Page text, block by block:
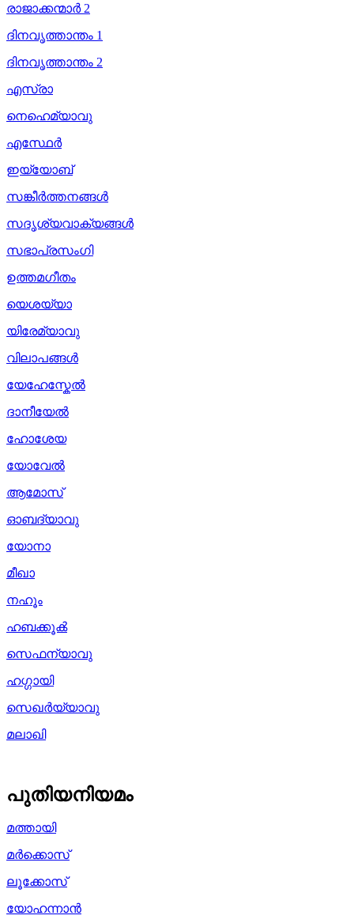
രാജാക്കന്മാർ 2
ദിനവൃത്താന്തം 1
ദിനവൃത്താന്തം 2
എസ്രാ
നെഹെമ്യാവു
എസ്ഥേർ
ഇയ്യോബ്
സങ്കീർത്തനങ്ങൾ
സദൃശ്യവാക്യങ്ങൾ
സഭാപ്രസംഗി
ഉത്തമഗീതം
യെശയ്യാ
യിരേമ്യാവു
വിലാപങ്ങൾ
യേഹേസ്കേൽ
ദാനീയേൽ
ഹോശേയ
യോവേൽ
ആമോസ്
ഓബദ്യാവു
യോനാ
മീഖാ
നഹൂം
ഹബക്കൂക്‍
സെഫന്യാവു
ഹഗ്ഗായി
സെഖർയ്യാവു
മലാഖി
പുതിയനിയമം
മത്തായി
മർക്കൊസ്
ലൂക്കോസ്
യോഹന്നാൻ